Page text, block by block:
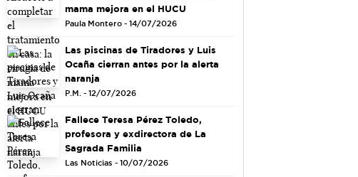
mama mejora en el HUCU
Paula Montero - 14/07/2026
Las piscinas de Tiradores y Luis
Ocaña cierran antes por la alerta
naranja
P.M. - 12/07/2026
Fallece Teresa Pérez Toledo,
profesora y exdirectora de La
Sagrada Familia
Las Noticias - 10/07/2026